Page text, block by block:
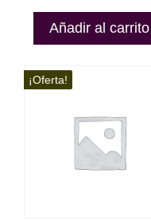
original
era:
actual
es:
Añadir al carrito
¡Oferta!